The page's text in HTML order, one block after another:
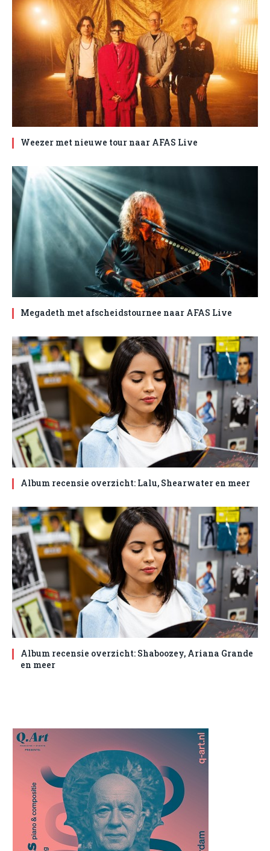
Weezer met nieuwe tour naar AFAS Live
Megadeth met afscheidstournee naar AFAS Live
Album recensie overzicht: Lalu, Shearwater en meer
Album recensie overzicht: Shaboozey, Ariana Grande
en meer